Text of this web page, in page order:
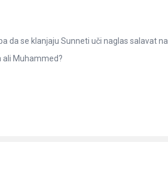
da se klanjaju Sunneti uči naglas salavat na
ali Muhammed?